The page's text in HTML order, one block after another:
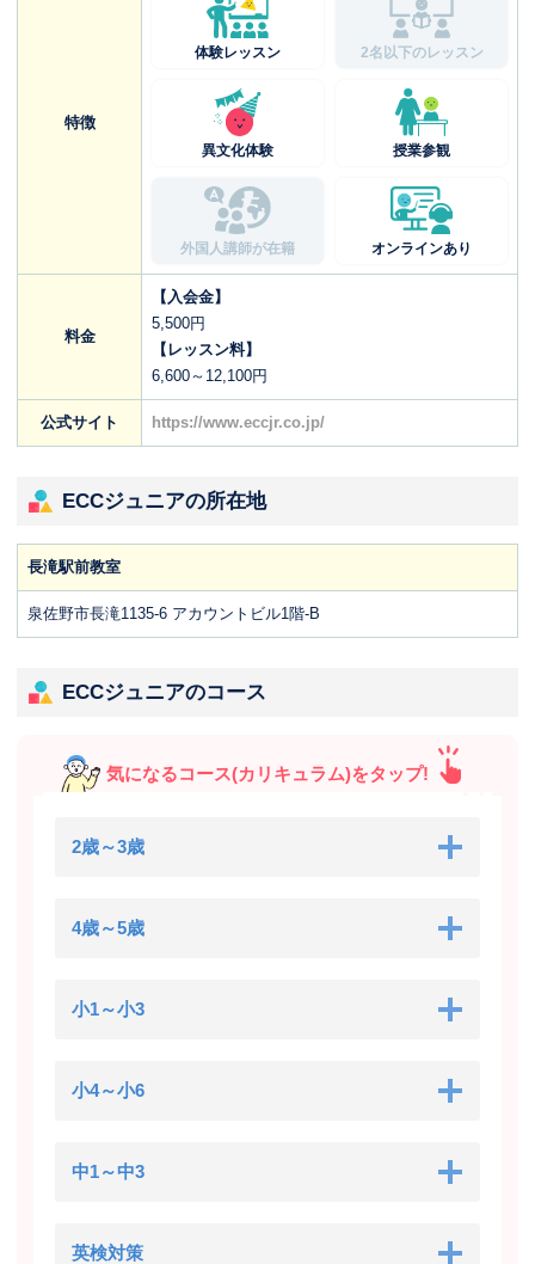
特徴
体験レッスン 2名以下のレッスン
異文化体験 授業参観
外国人講師が在籍 オンラインあり
料金
【入会金】
5,500円
【レッスン料】
6,600～12,100円
公式サイト https://www.eccjr.co.jp/
ECCジュニアの所在地
長滝駅前教室
泉佐野市長滝1135-6 アカウントビル1階-B
ECCジュニアのコース
気になるコース(カリキュラム)をタップ!
2歳～3歳
4歳～5歳
小1～小3
小4～小6
中1～中3
英検対策